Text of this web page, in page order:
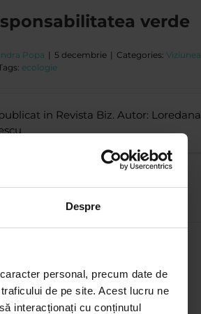
Despre
personal, precum date de
de pe site. Acest lucru ne
interacționați cu conținutul
verde
Popa | 5 decembrie | Categories: Viziunea
ecologie
in Revista Biz. Autor: Loredana